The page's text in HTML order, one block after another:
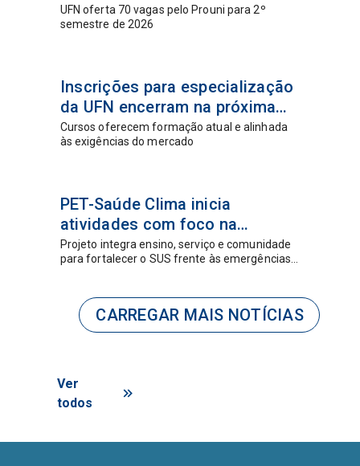
UFN oferta 70 vagas pelo Prouni para 2º
semestre de 2026
06 ago
2026
Inscrições para especialização
da UFN encerram na próxima
semana
Cursos oferecem formação atual e alinhada
às exigências do mercado
06 ago
2026
PET-Saúde Clima inicia
atividades com foco na
resiliência climática e equidade
em saúde
Projeto integra ensino, serviço e comunidade
para fortalecer o SUS frente às emergências
CARREGAR MAIS NOTÍCIAS
Ver
todos